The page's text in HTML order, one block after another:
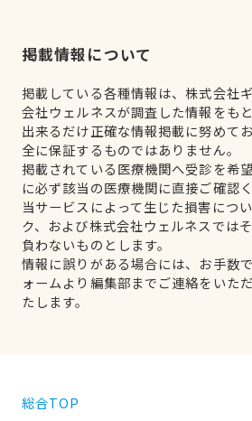
掲載情報について
掲載している各種情報は、株式会社
会社ウェルネスが調査した情報をも
出来るだけ正確な情報掲載に努めて
全に保証するものではありません。
掲載されている医療機関へ受診を希
に必ず該当の医療機関に直接ご確認く
当サービスによって生じた損害につ
ク、および株式会社ウェルネスでは
負わないものとします。
情報に誤りがある場合には、お手数
ォームより編集部までご連絡をいた
たします。
総合TOP